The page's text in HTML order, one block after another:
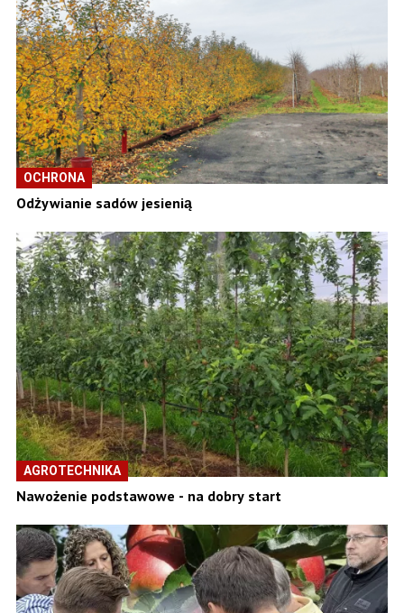
OCHRONA
Odżywianie sadów jesienią
AGROTECHNIKA
Nawożenie podstawowe - na dobry start